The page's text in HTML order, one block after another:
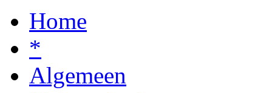
Home
*
Algemeen